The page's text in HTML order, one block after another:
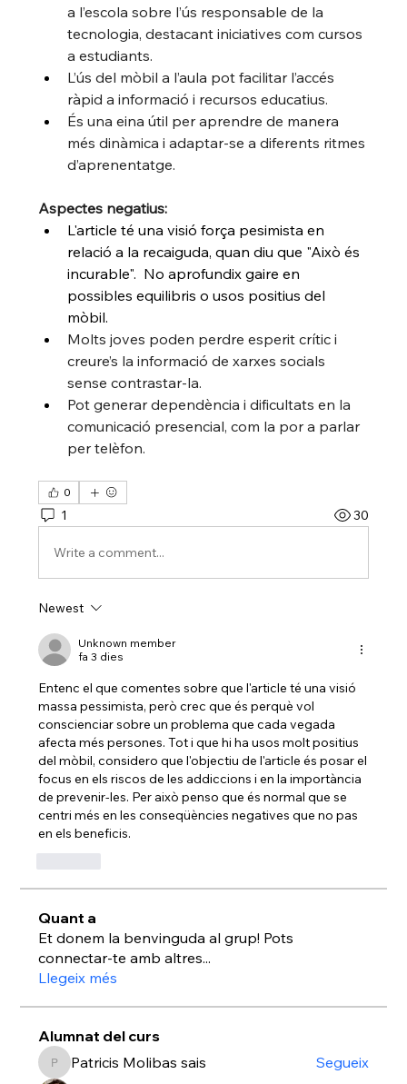
a l’escola sobre l’ús responsable de la
tecnologia, destacant iniciatives com cursos
a estudiants.
L’ús del mòbil a l’aula pot facilitar l’accés
ràpid a informació i recursos educatius.
És una eina útil per aprendre de manera
més dinàmica i adaptar-se a diferents ritmes
d’aprenentatge.
Aspectes negatius:
L'article té una visió força pesimista en
relació a la recaiguda, quan diu que "Això és
incurable".  No aprofundix gaire en
possibles equilibris o usos positius del
mòbil.
Molts joves poden perdre esperit crític i
creure’s la informació de xarxes socials
sense contrastar-la.
Pot generar dependència i dificultats en la
comunicació presencial, com la por a parlar
per telèfon.
0
1 30
Write a comment...
Newest
Unknown member
fa 3 dies
Entenc el que comentes sobre que l'article té una visió
massa pessimista, però crec que és perquè vol
conscienciar sobre un problema que cada vegada
afecta més persones. Tot i que hi ha usos molt positius
del mòbil, considero que l'objectiu de l'article és posar el
focus en els riscos de les addiccions i en la importància
de prevenir-les. Per això penso que és normal que se
centri més en les conseqüències negatives que no pas
en els beneficis.
Quant a
Et donem la benvinguda al grup! Pots
connectar-te amb altres...
Llegeix més
Alumnat del curs
Patricis Molibas sais
Patricis Molibas sais Segueix